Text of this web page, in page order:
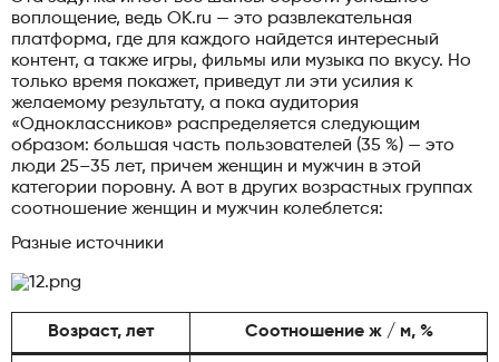
воплощение, ведь OK.ru — это развлекательная
платформа, где для каждого найдется интересный
контент, а также игры, фильмы или музыка по вкусу. Но
только время покажет, приведут ли эти усилия к
желаемому результату, а пока аудитория
«Одноклассников» распределяется следующим
образом: большая часть пользователей (35 %) — это
люди 25–35 лет, причем женщин и мужчин в этой
категории поровну. А вот в других возрастных группах
соотношение женщин и мужчин колеблется:
Разные источники
Возраст, лет Соотношение ж / м, %